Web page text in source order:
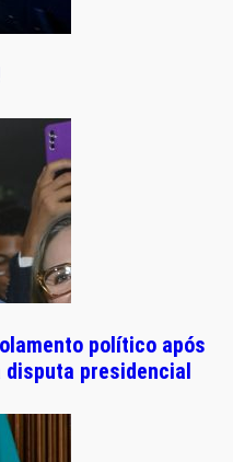
político após
presidencial